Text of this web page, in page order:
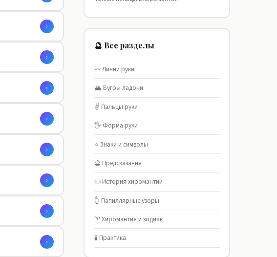
›
›
›
›
›
›
›
›
🔮 Все разделы
〰️ Линии руки
🏔️ Бугры ладони
✌️ Пальцы руки
🖐️ Форма руки
⭐ Знаки и символы
🔮 Предсказания
📜 История хиромантии
👆 Папиллярные узоры
♈ Хиромантия и зодиак
🧪 Практика